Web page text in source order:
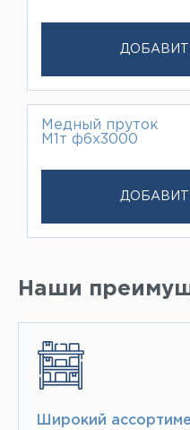
Медный пруток
М1т ф6х3000
Наши
Широкий